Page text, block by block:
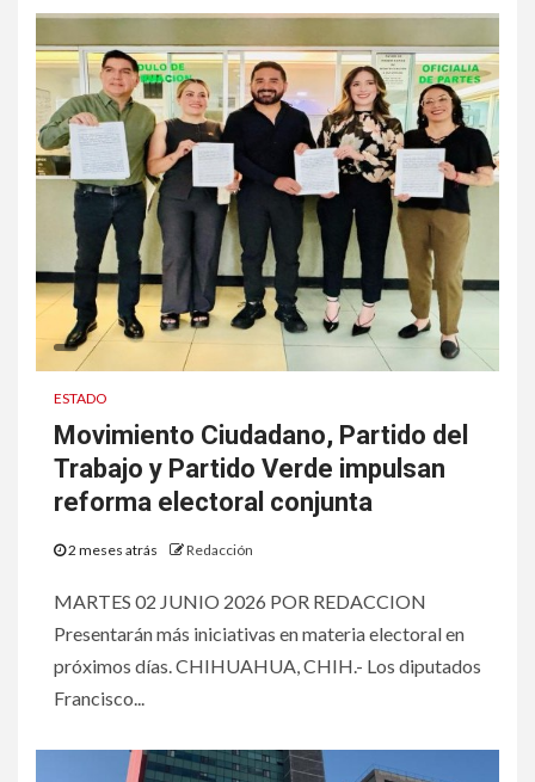
ESTADO
Movimiento Ciudadano, Partido del
Trabajo y Partido Verde impulsan
reforma electoral conjunta
2 meses atrás Redacción
MARTES 02 JUNIO 2026 POR REDACCION
Presentarán más iniciativas en materia electoral en
próximos días. CHIHUAHUA, CHIH.- Los diputados
Francisco...